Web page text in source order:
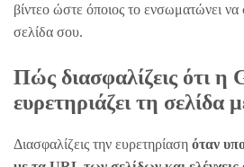
βίντεο ώστε όποιος το ενσωματώνει
σελίδα σου.
Πώς διασφαλίζεις ότι η
ευρετηριάζει τη σελίδα
Διασφαλίζεις την ευρετηρίαση όταν